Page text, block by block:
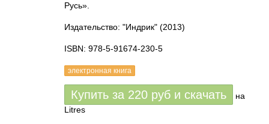
Русь».
Издательство: "Индрик" (2013)
ISBN: 978-5-91674-230-5
электронная книга
Купить за 220 руб и скачать
на
Litres